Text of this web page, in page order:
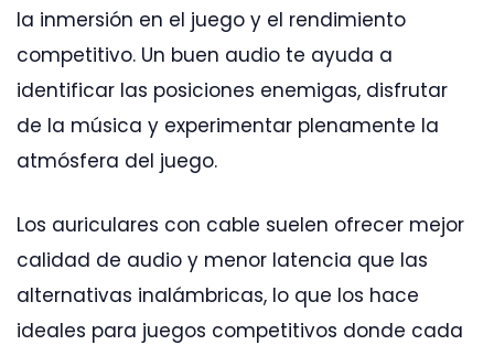
la inmersión en el juego y el rendimiento
competitivo. Un buen audio te ayuda a
identificar las posiciones enemigas, disfrutar
de la música y experimentar plenamente la
atmósfera del juego.
Los auriculares con cable suelen ofrecer mejor
calidad de audio y menor latencia que las
alternativas inalámbricas, lo que los hace
ideales para juegos competitivos donde cada